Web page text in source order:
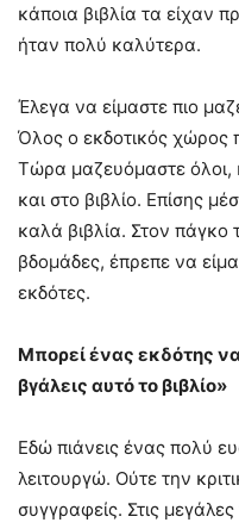
κάποια βιβλία τα είχαν
ήταν πολύ καλύτερα.
Έλεγα να είμαστε πιο
Όλος ο εκδοτικός χώρος
Τώρα μαζευόμαστε όλοι,
και στο βιβλίο. Επίσης
καλά βιβλία. Στον πάγκο
βδομάδες, έπρεπε να
εκδότες.
Μπορεί ένας εκδότης
βγάλεις αυτό το βιβλίο»
Εδώ πιάνεις ένας πολύ
λειτουργώ. Ούτε την
συγγραφείς. Στις